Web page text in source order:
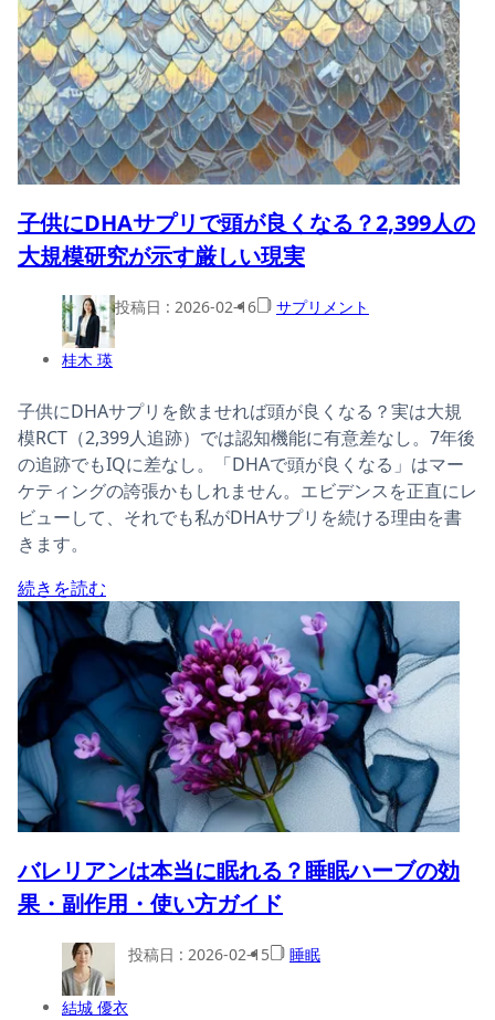
子供にDHAサプリで頭が良くなる？2,399人の
大規模研究が示す厳しい現実
桂木 瑛
投稿日 : 2026-02-16 サプリメント
子供にDHAサプリを飲ませれば頭が良くなる？実は大規
模RCT（2,399人追跡）では認知機能に有意差なし。7年後
の追跡でもIQに差なし。「DHAで頭が良くなる」はマー
ケティングの誇張かもしれません。エビデンスを正直にレ
ビューして、それでも私がDHAサプリを続ける理由を書
きます。
続きを読む
バレリアンは本当に眠れる？睡眠ハーブの効
果・副作用・使い方ガイド
結城 優衣
投稿日 : 2026-02-15 睡眠